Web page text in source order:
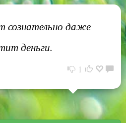
сознательно даже
деньги.
1